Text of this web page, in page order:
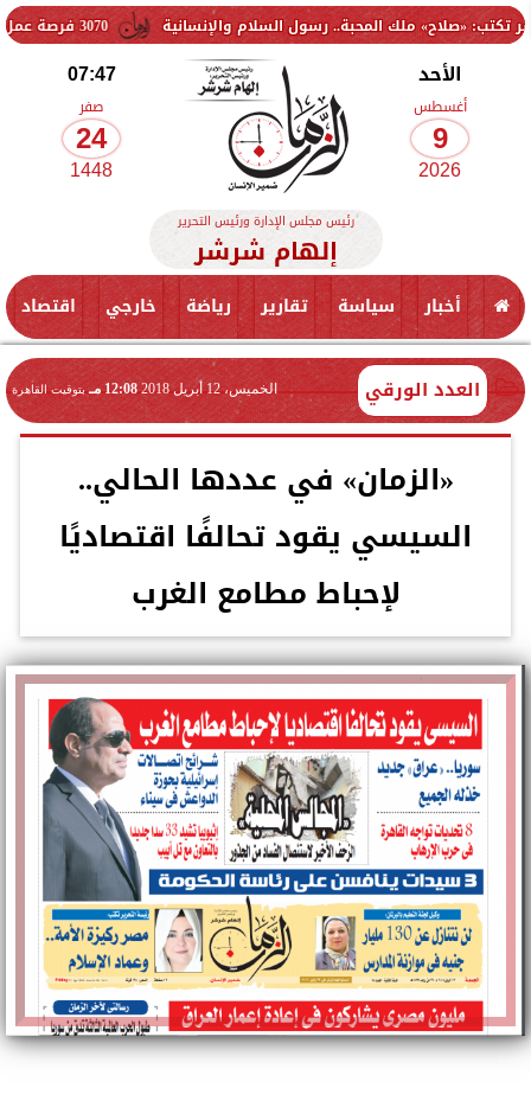
3070 فرصة عمل جديدة بالقطاع الخاص.. وظائف برواتب تصل إلى 9500 جنيه المحبة.. رسول السلام والإنسانية
الأحد
أغسطس
9
2026
07:47
صفر
24
1448
رئيس مجلس الإدارة ورئيس التحرير
إلهام شرشر
أخبار سياسة تقارير رياضة خارجي اقتصاد
العدد الورقي الخميس، 12 أبريل 2018 12:08 مـ بتوقيت القاهرة
«الزمان» في عددها الحالي..
السيسي يقود تحالفًا اقتصاديًا
لإحباط مطامع الغرب